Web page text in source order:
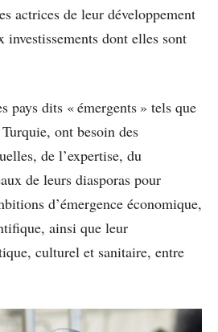
actrices de leur développement
investissements dont elles sont
pays dits « émergents » tels que
ont besoin des
de l’expertise, du
de leurs diasporas pour
d’émergence économique,
ainsi que leur
culturel et sanitaire, entre